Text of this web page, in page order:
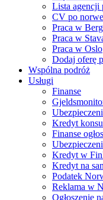
Lista
CV po
Praca w
Praca w
Praca w Oslo
Dodaj oferę
Wspólna podróż
Usługi
Finanse
Kredyt
Finanse
Kredyt w
Kredyt na
Podatek
Reklama w
Ogłoszenie